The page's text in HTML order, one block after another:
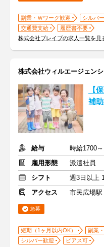
副業・Ｗワーク歓迎 シルバ
交通費支給
履歴書不要
株式会社ブレイブの求人一覧を見
株式会社ウィルエージェン
【
補
給与
時給1700
雇用形態
派遣社員
シフト
週3日以上
アクセス
市民広場駅
急募
短期（1ヶ月以内OK） 副業
シルバー歓迎
ピアス可